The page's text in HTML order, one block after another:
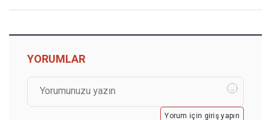
YORUMLAR
Yorum için giriş yapın